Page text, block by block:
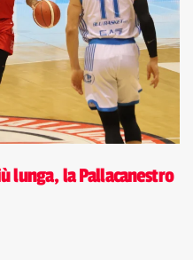
lunga, la Pallacanestro